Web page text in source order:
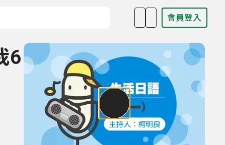
會員登入
6